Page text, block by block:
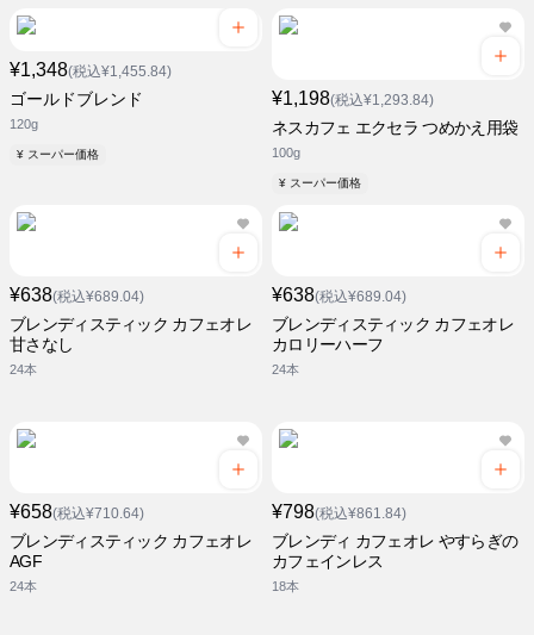
¥1,348(税込¥1,455.84)
ゴールドブレンド
120g
¥ スーパー価格
¥1,198(税込¥1,293.84)
ネスカフェ エクセラ つめかえ用袋
100g
¥ スーパー価格
¥638(税込¥689.04)
ブレンディスティック カフェオレ
甘さなし
24本
¥638(税込¥689.04)
ブレンディスティック カフェオレ
カロリーハーフ
24本
¥658(税込¥710.64)
ブレンディスティック カフェオレ
AGF
24本
¥798(税込¥861.84)
ブレンディ カフェオレ やすらぎの
カフェインレス
18本